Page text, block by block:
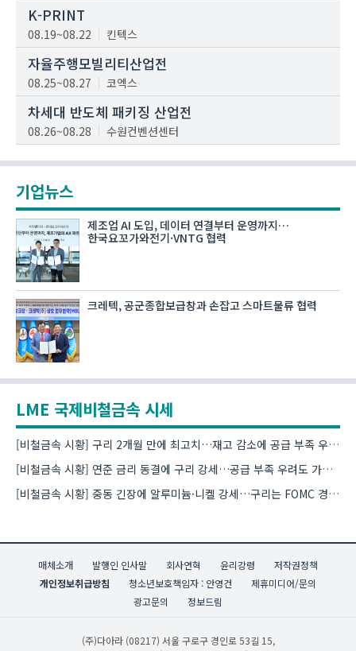
K-PRINT
08.19~08.22 킨텍스
자율주행모빌리티산업전
08.25~08.27 코엑스
차세대 반도체 패키징 산업전
08.26~08.28 수원컨벤션센터
기업뉴스
제조업 AI 도입, 데이터 연결부터 운영까지…
한국요꼬가와전기·VNTG 협력
크레텍, 공군종합보급창과 손잡고 스마트물류 협력
LME 국제비철금속 시세
[비철금속 시황] 구리 2개월 만에 최고치…재고 감소에 공급 부족 우려 확대
[비철금속 시황] 연준 금리 동결에 구리 강세…공급 부족 우려도 가격 지지
[비철금속 시황] 중동 긴장에 알루미늄·니켈 강세…구리는 FOMC 경계 속 하락
매체소개 발행인 인사말 회사연혁 윤리강령
저작권정책
개인정보취급방침
청소년보호책임자 : 안영건
제휴미디어/문의
광고문의
정보드림
(주)다아라 (08217) 서울 구로구 경인로 53길 15,